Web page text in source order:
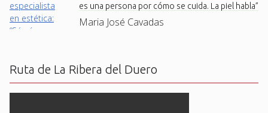
es una persona por cómo se cuida. La piel habla”
Maria José Cavadas
Ruta de La Ribera del Duero